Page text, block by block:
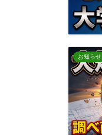
お知らせ